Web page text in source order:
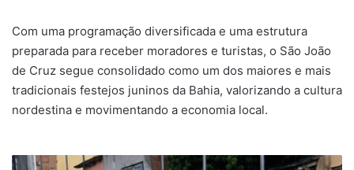
Com uma programação diversificada e uma estrutura
preparada para receber moradores e turistas, o São João
de Cruz segue consolidado como um dos maiores e mais
tradicionais festejos juninos da Bahia, valorizando a cultura
nordestina e movimentando a economia local.
Tiros